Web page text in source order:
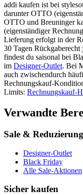
addi kaufen ist bei
darunterOTTO
OTTO und Breuninger
(eigenständiger
Lieferung erfolgt in der
30 Tagen Rückgaberecht
findest du saisonal bei
im Designer-Outlet. Bei
auch zwischendurch
Rechnungskauf-
Limits: Rechnungskauf-
Verwandte
Sale &
Designer-Outlet
Black Friday
Alle Sale-Aktionen
Sicher kaufen